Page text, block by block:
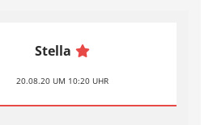
Stella
20.08.20 UM 10:20 UHR